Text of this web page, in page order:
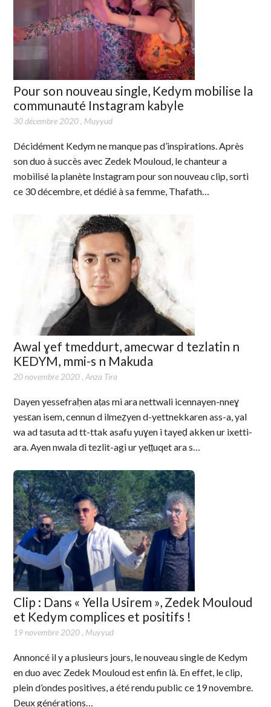
Pour son nouveau single, Kedym mobilise la
communauté Instagram kabyle
30 décembre 2020, Muyyud
Décidément Kedym ne manque pas d’inspirations. Après
son duo à succès avec Zedek Mouloud, le chanteur a
mobilisé la planète Instagram pour son nouveau clip, sorti
ce 30 décembre, et dédié à sa femme, Thafath…
Awal ɣef tmeddurt, amecwar d tezlatin n
KEDYM, mmi-s n Makuda
20 novembre 2020,Anza Tira
Dayen yessefraḥen aṭas mi ara nettwali icennayen-nneɣ
yesεan isem, cennun d ilmeẓyen d-yettnekkaren ass-a, yal
wa ad tasuta ad tt-ttak asafu yuɣen i tayeḍ akken ur ixetti-
ara. Ayen nwala di tezlit-agi ur yeṭṭuqet ara s…
Clip : Dans « Yella Usirem », Zedek Mouloud
et Kedym complices et positifs !
19 novembre 2020, Muyyud
Annoncé il y a plusieurs jours, le nouveau single de Kedym
en duo avec Zedek Mouloud est enfin là. En effet, le clip,
plein d’ondes positives, a été rendu public ce 19 novembre.
Deux générations…